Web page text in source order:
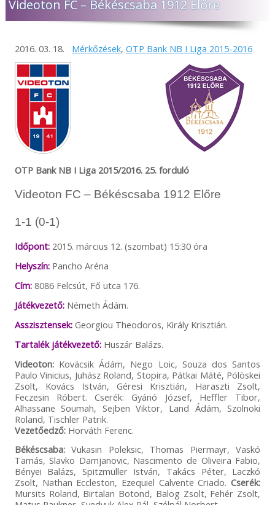
Videoton FC – Békéscsaba 1912 Előre
2016. 03. 18. Mérkőzések, OTP Bank NB I Liga 2015-2016
OTP Bank NB I Liga 2015/2016. 25. forduló
Videoton FC – Békéscsaba 1912 Előre
1-1 (0-1)
Időpont:2015. március 12. (szombat) 15:30 óra
Helyszín:Pancho Aréna
Cím:8086 Felcsút, Fő utca 176.
Játékvezető:Németh Ádám.
Asszisztensek:Georgiou Theodoros, Király Krisztián.
Tartalék játékvezető:Huszár Balázs.
Videoton:Kovácsik Ádám, Nego Loic, Souza dos Santos
Paulo Vinicius, Juhász Roland, Stopira, Pátkai Máté, Pölöskei
Zsolt, Kovács István, Géresi Krisztián, Haraszti Zsolt,
Feczesin Róbert. Cserék: Gyánó József, Heffler Tibor,
Alhassane Soumah, Sejben Viktor, Land Ádám, Szolnoki
Roland, Tischler Patrik.
Vezetőedző:Horváth Ferenc.
Békéscsaba:Vukasin Poleksic, Thomas Piermayr, Vaskó
Tamás, Slavko Damjanovic, Nascimento de Oliveira Fabio,
Bényei Balázs, Spitzmüller István, Takács Péter, Laczkó
Zsolt, Nathan Eccleston, Ezequiel Calvente Criado.Cserék:
Mursits Roland, Birtalan Botond, Balog Zsolt, Fehér Zsolt,